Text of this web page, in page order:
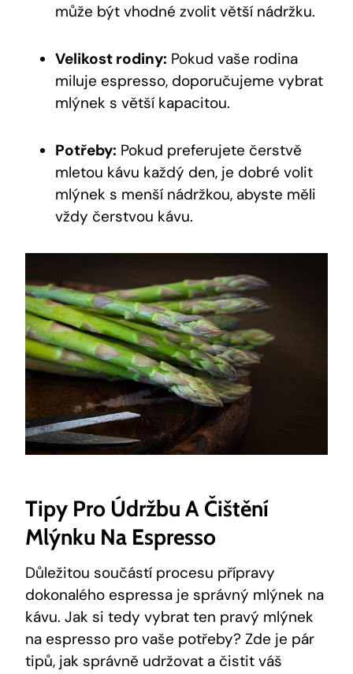
může být vhodné zvolit větší nádržku.
Velikost rodiny: Pokud vaše rodina
miluje espresso, doporučujeme vybrat
mlýnek s větší kapacitou.
Potřeby: Pokud preferujete čerstvě
mletou kávu každý den, je dobré volit
mlýnek s menší nádržkou, abyste měli
vždy čerstvou kávu.
Tipy Pro Údržbu A Čištění
Mlýnku Na Espresso
Důležitou součástí procesu přípravy
dokonalého espressa je správný mlýnek na
kávu. Jak si tedy vybrat ten pravý mlýnek
na espresso pro vaše potřeby? Zde je pár
tipů, jak správně udržovat a čistit váš